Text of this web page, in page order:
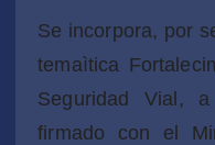
Se incorpora, por
temaìtica
Seguridad Vial,
firmado con el